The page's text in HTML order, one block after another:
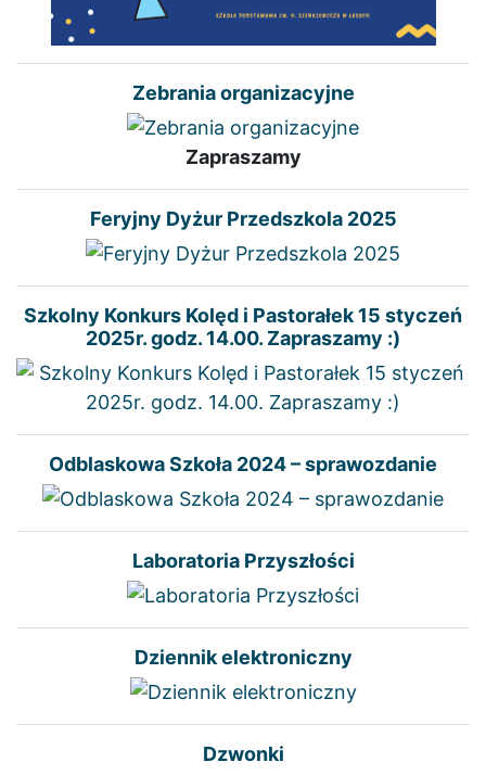
Zebrania organizacyjne
Zapraszamy
Feryjny Dyżur Przedszkola 2025
Szkolny Konkurs Kolęd i Pastorałek 15 styczeń
2025r. godz. 14.00. Zapraszamy :)
Odblaskowa Szkoła 2024 – sprawozdanie
Laboratoria Przyszłości
Dziennik elektroniczny
Dzwonki